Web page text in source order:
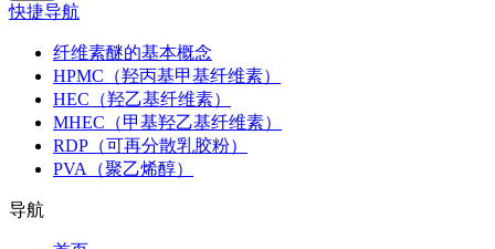
快捷导航
纤维素醚的基本概念
HPMC（羟丙基甲基纤维素）
HEC（羟乙基纤维素）
MHEC（甲基羟乙基纤维素）
RDP（可再分散乳胶粉）
PVA（聚乙烯醇）
导航